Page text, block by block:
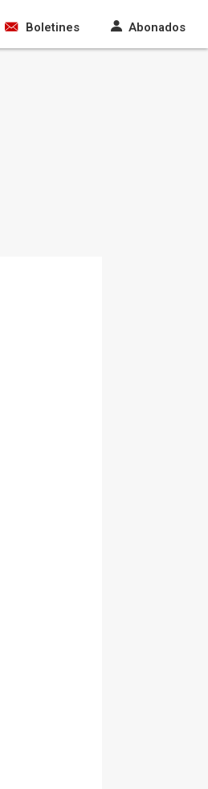
Boletines Abonados